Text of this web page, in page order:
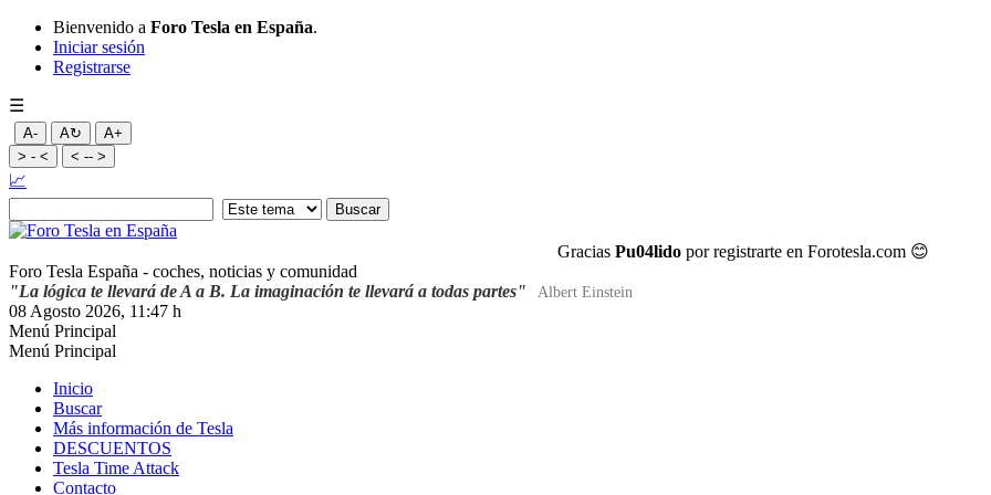
Bienvenido a Foro Tesla en España.
Iniciar sesión
Registrarse
☰
A- A↻
A+
> - <
< -- >
📈
Gracias Pu04lido por registrarte en Forotesla.com 😊
Foro Tesla España - coches, noticias y comunidad
"La lógica te llevará de A a B. La imaginación te llevará a todas partes"
Albert Einstein
08 Agosto 2026, 11:47 h
Menú Principal
Menú Principal
Inicio
Buscar
Más información de Tesla
DESCUENTOS
Tesla Time Attack
Contacto